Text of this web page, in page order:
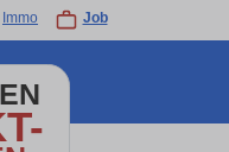
Immo Job